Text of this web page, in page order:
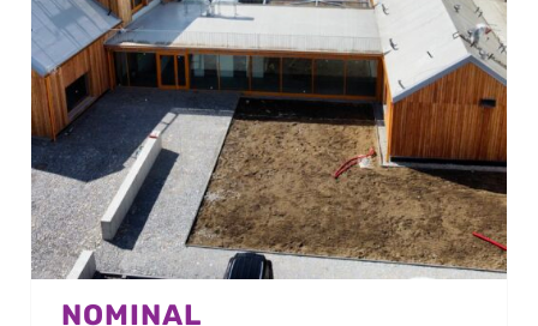
NOMINAL